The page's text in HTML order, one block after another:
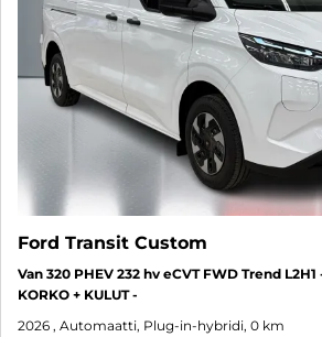
Ford Transit Custom
Van 320 PHEV 232 hv eCVT FWD Trend L2H1
KORKO + KULUT -
2026 , Automaatti, Plug-in-hybridi, 0 km